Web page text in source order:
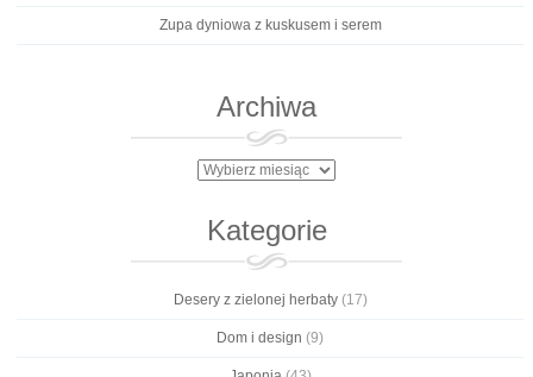
Zupa dyniowa z kuskusem i serem
Archiwa
Archiwa
Kategorie
Desery z zielonej herbaty(17)
Dom i design (9)